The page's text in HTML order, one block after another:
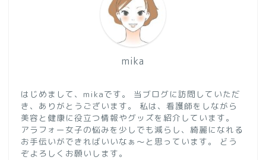
mika
はじめまして、mikaです。 当ブログに訪問していただ
き、ありがとうございます。 私は、看護師をしながら
美容と健康に役立つ情報やグッズを紹介しています。
アラフォー女子の悩みを少しでも減らし、綺麗になれる
お手伝いができればいいなぁ～と思っています。 どう
ぞよろしくお願いします。